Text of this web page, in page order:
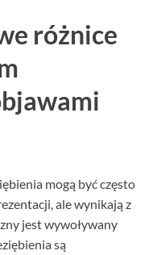
różnice
mogą być często
ale wynikają z
jest wywoływany
są